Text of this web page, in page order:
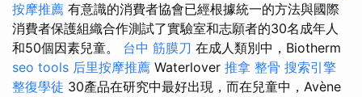
按摩推薦 有意識的消費者協會已經根據統一的方法與國際
消費者保護組織合作測試了實驗室和志願者的30名成年人
和50個因素兒童。 台中 筋膜刀 在成人類別中，Biotherm
seo tools 后里按摩推薦 Waterlover 推拿 整骨 搜索引擎
整復學徒 30產品在研究中最好出現，而在兒童中，Avène